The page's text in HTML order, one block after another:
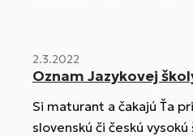
2.3.2022
Oznam Jazykovej
Si maturant a čakajú Ťa
slovenskú či českú vysokú